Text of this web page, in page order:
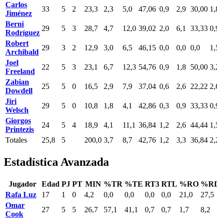
Carlos
Jiménez
33 5 2 23,3 2,3 5,0 47,06 0,9 2,9 30,00
Berni
Rodríguez
29 5 3 28,7 4,7 12,0 39,02 2,0 6,1 33,33
Robert
Archibald
29 3 2 12,9 3,0 6,5 46,15 0,0 0,0 0,0
Joel
Freeland
22 5 3 23,1 6,7 12,3 54,76 0,9 1,8 50,00
Zabian
Dowdell
25 5 0 16,5 2,9 7,9 37,04 0,6 2,6 22,22
Jiri
Welsch
29 5 0 10,8 1,8 4,1 42,86 0,3 0,9 33,33
Giorgos
Printezis
24 5 4 18,9 4,1 11,1 36,84 1,2 2,6 44,44
Totales
25,8 5 200,0 3,7 8,7 42,76 1,2 3,3 36,84
Estadística Avanzada
Jugador Edad PJ PT MIN %TR %TE RT3 RTL %RO
Rafa Luz
17 1 0 4,2 0,0 0,0 0,0 0,0 21,0
27,5
Omar
Cook
27 5 5 26,7 57,1 41,1 0,7 0,7 1,7
8,2